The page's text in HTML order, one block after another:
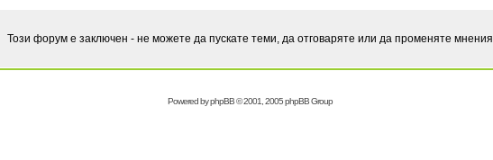
Този форум е заключен - не можете да пускате теми, да отговаряте или да променяте мнения
Powered byphpBB© 2001, 2005 phpBB Group